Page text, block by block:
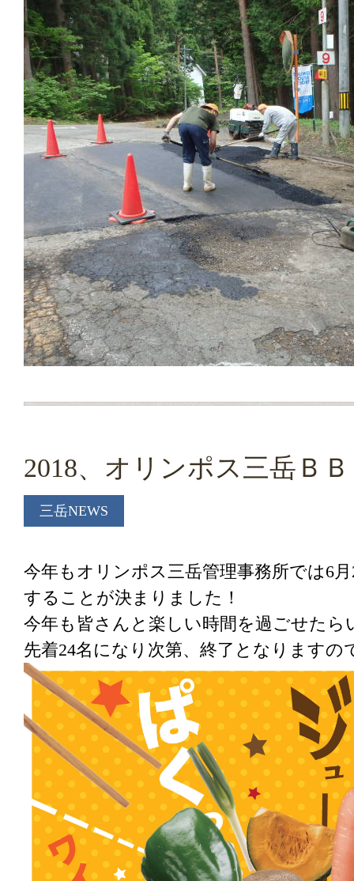
2018、オリンポス三岳Ｂ
三岳NEWS
今年もオリンポス三岳管理事務所では6
することが決まりました！
今年も皆さんと楽しい時間を過ごせたら
先着24名になり次第、終了となります